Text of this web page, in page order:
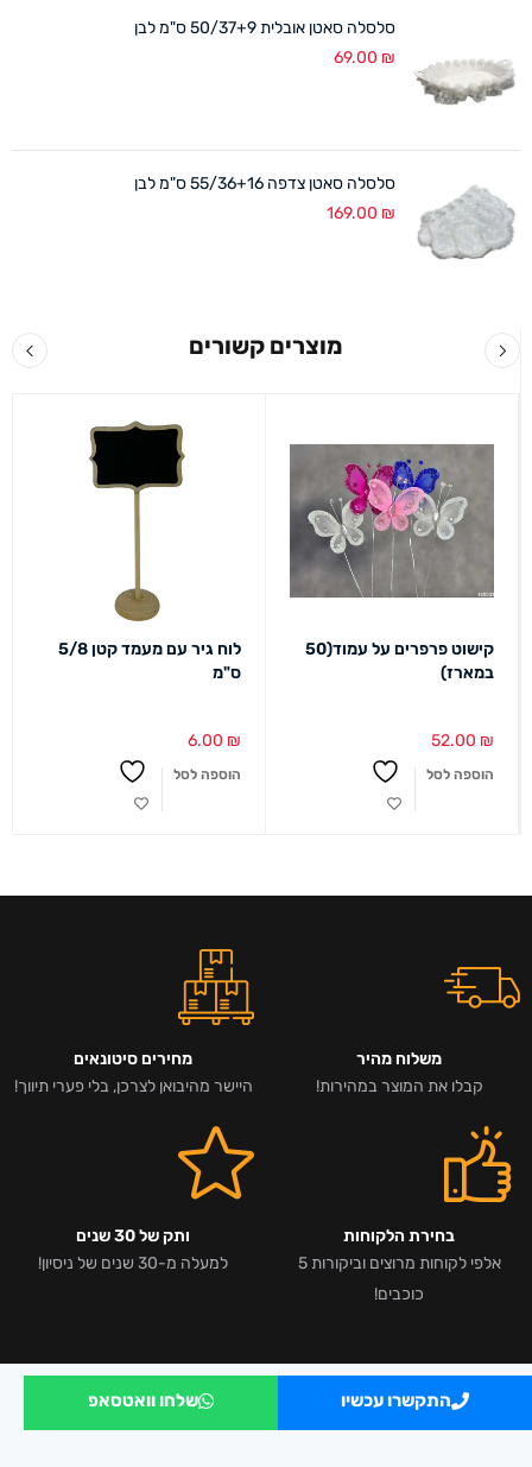
סלסלה סאטן אובלית 50/37+9 ס"מ לבן
69.00 ₪
סלסלה סאטן צדפה 55/36+16 ס"מ לבן
169.00 ₪
מוצרים קשורים
קישוט פרפרים על עמוד(50
במארז)
52.00 ₪
הוספה לסל
לוח גיר עם מעמד קטן 5/8
ס"מ
6.00 ₪
הוספה לסל
משלוח מהיר
קבלו את המוצר במהירות!
מחירים סיטונאים
היישר מהיבואן לצרכן, בלי פערי תיווך!
בחירת הלקוחות
אלפי לקוחות מרוצים וביקורות 5
כוכבים!
ותק של 30 שנים
למעלה מ-30 שנים של ניסיון!
התקשרו עכשיו שלחו וואטסאפ